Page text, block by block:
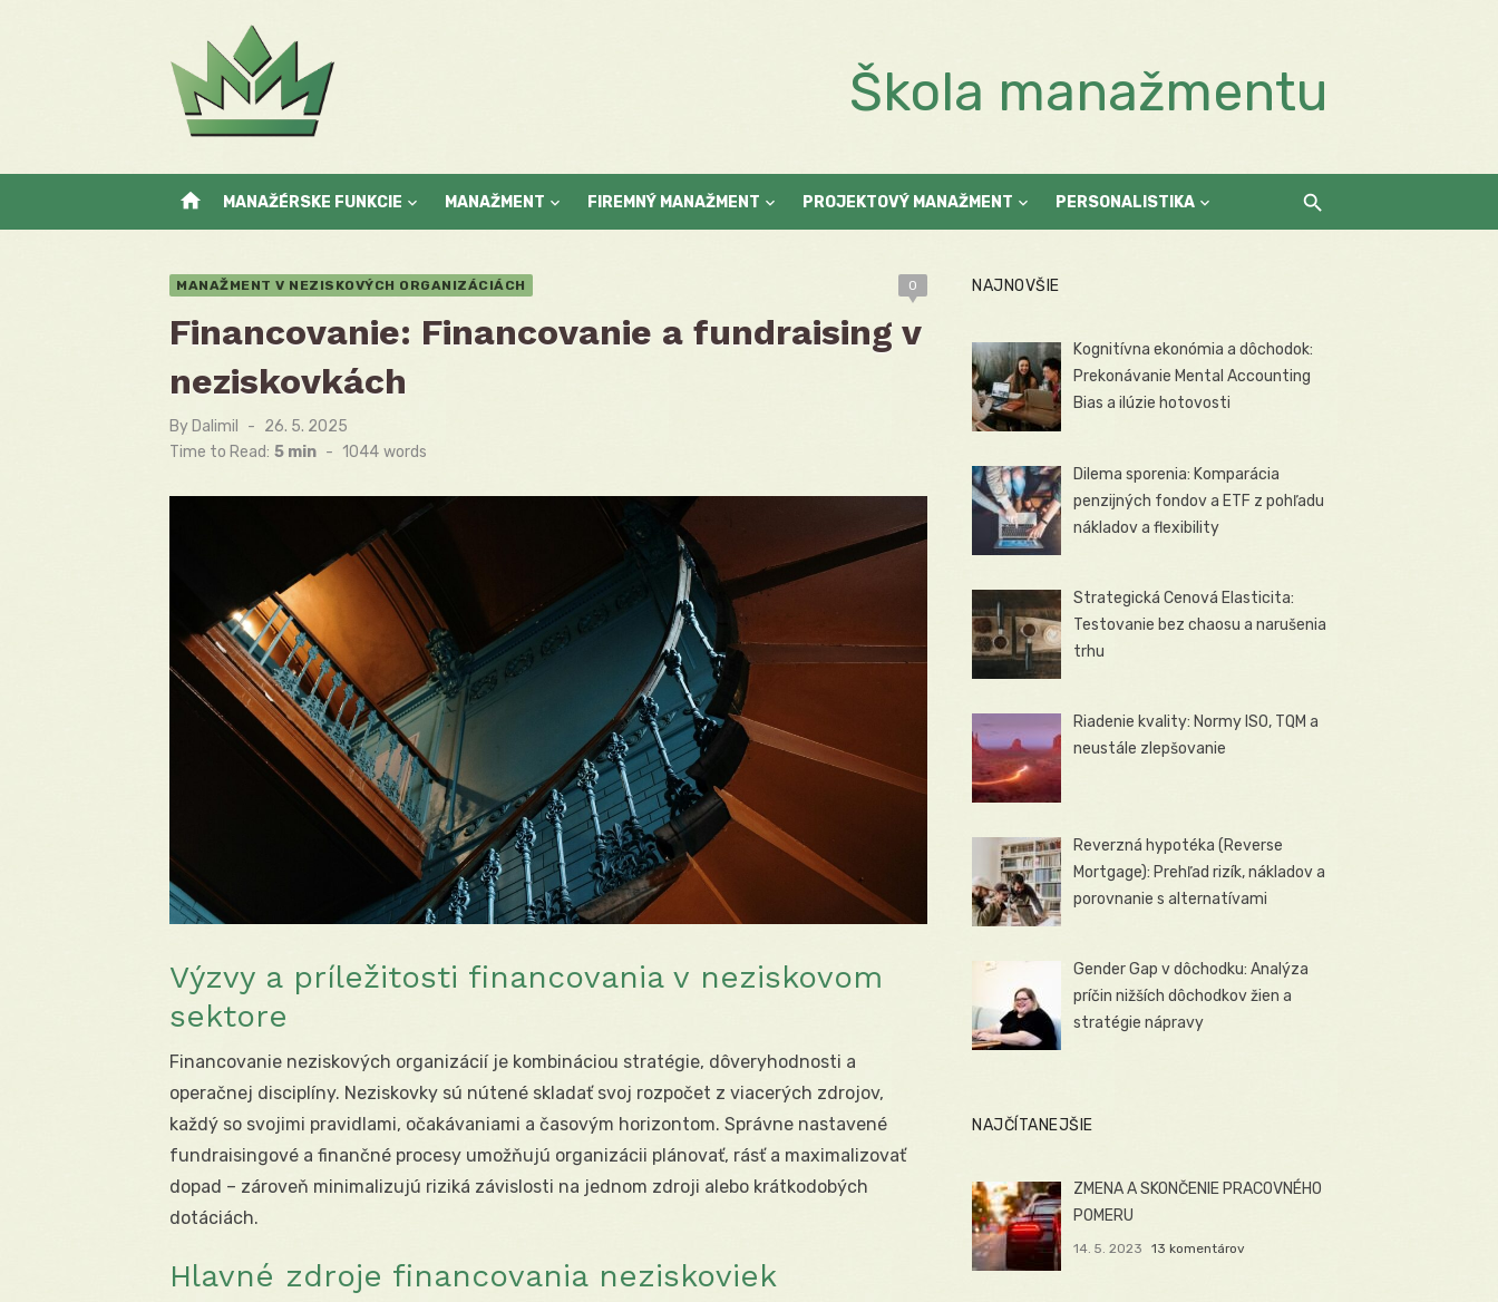
Škola manažmentu
home MANAŽÉRSKE FUNKCIE MANAŽMENT FIREMNÝ MANAŽMENT PROJEKTOVÝ MANAŽMENT PERSONALISTIKA
MANAŽMENT V NEZISKOVÝCH ORGANIZÁCIÁCH 0
Financovanie: Financovanie a fundraising v
neziskovkách
By Dalimil
Posted
on
26. 5. 2025
Time to Read: 5 min - 1044 words
Výzvy a príležitosti financovania v neziskovom
sektore
Financovanie neziskových organizácií je kombináciou stratégie, dôveryhodnosti a
operačnej disciplíny. Neziskovky sú nútené skladať svoj rozpočet z viacerých zdrojov,
každý so svojimi pravidlami, očakávaniami a časovým horizontom. Správne nastavené
fundraisingové a finančné procesy umožňujú organizácii plánovať, rásť a maximalizovať
dopad – zároveň minimalizujú riziká závislosti na jednom zdroji alebo krátkodobých
dotáciách.
Hlavné zdroje financovania neziskoviek
NAJNOVŠIE
Kognitívna ekonómia a dôchodok:
Prekonávanie Mental Accounting
Bias a ilúzie hotovosti
Dilema sporenia: Komparácia
penzijných fondov a ETF z pohľadu
nákladov a flexibility
Strategická Cenová Elasticita:
Testovanie bez chaosu a narušenia
trhu
Riadenie kvality: Normy ISO, TQM a
neustále zlepšovanie
Reverzná hypotéka (Reverse
Mortgage): Prehľad rizík, nákladov a
porovnanie s alternatívami
Gender Gap v dôchodku: Analýza
príčin nižších dôchodkov žien a
stratégie nápravy
NAJČÍTANEJŠIE
ZMENA A SKONČENIE PRACOVNÉHO
POMERU
14. 5. 2023 13 komentárov